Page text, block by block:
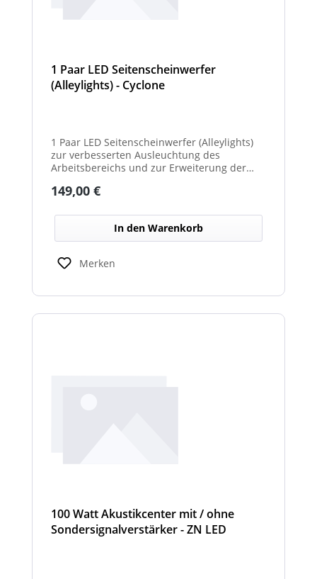
1 Paar LED Seitenscheinwerfer
(Alleylights) - Cyclone
1 Paar LED Seitenscheinwerfer (Alleylights)
zur verbesserten Ausleuchtung des
Arbeitsbereichs und zur Erweiterung der
Regulärer Preis:
149,00 €
In den Warenkorb
Merken
100 Watt Akustikcenter mit / ohne
Sondersignalverstärker - ZN LED